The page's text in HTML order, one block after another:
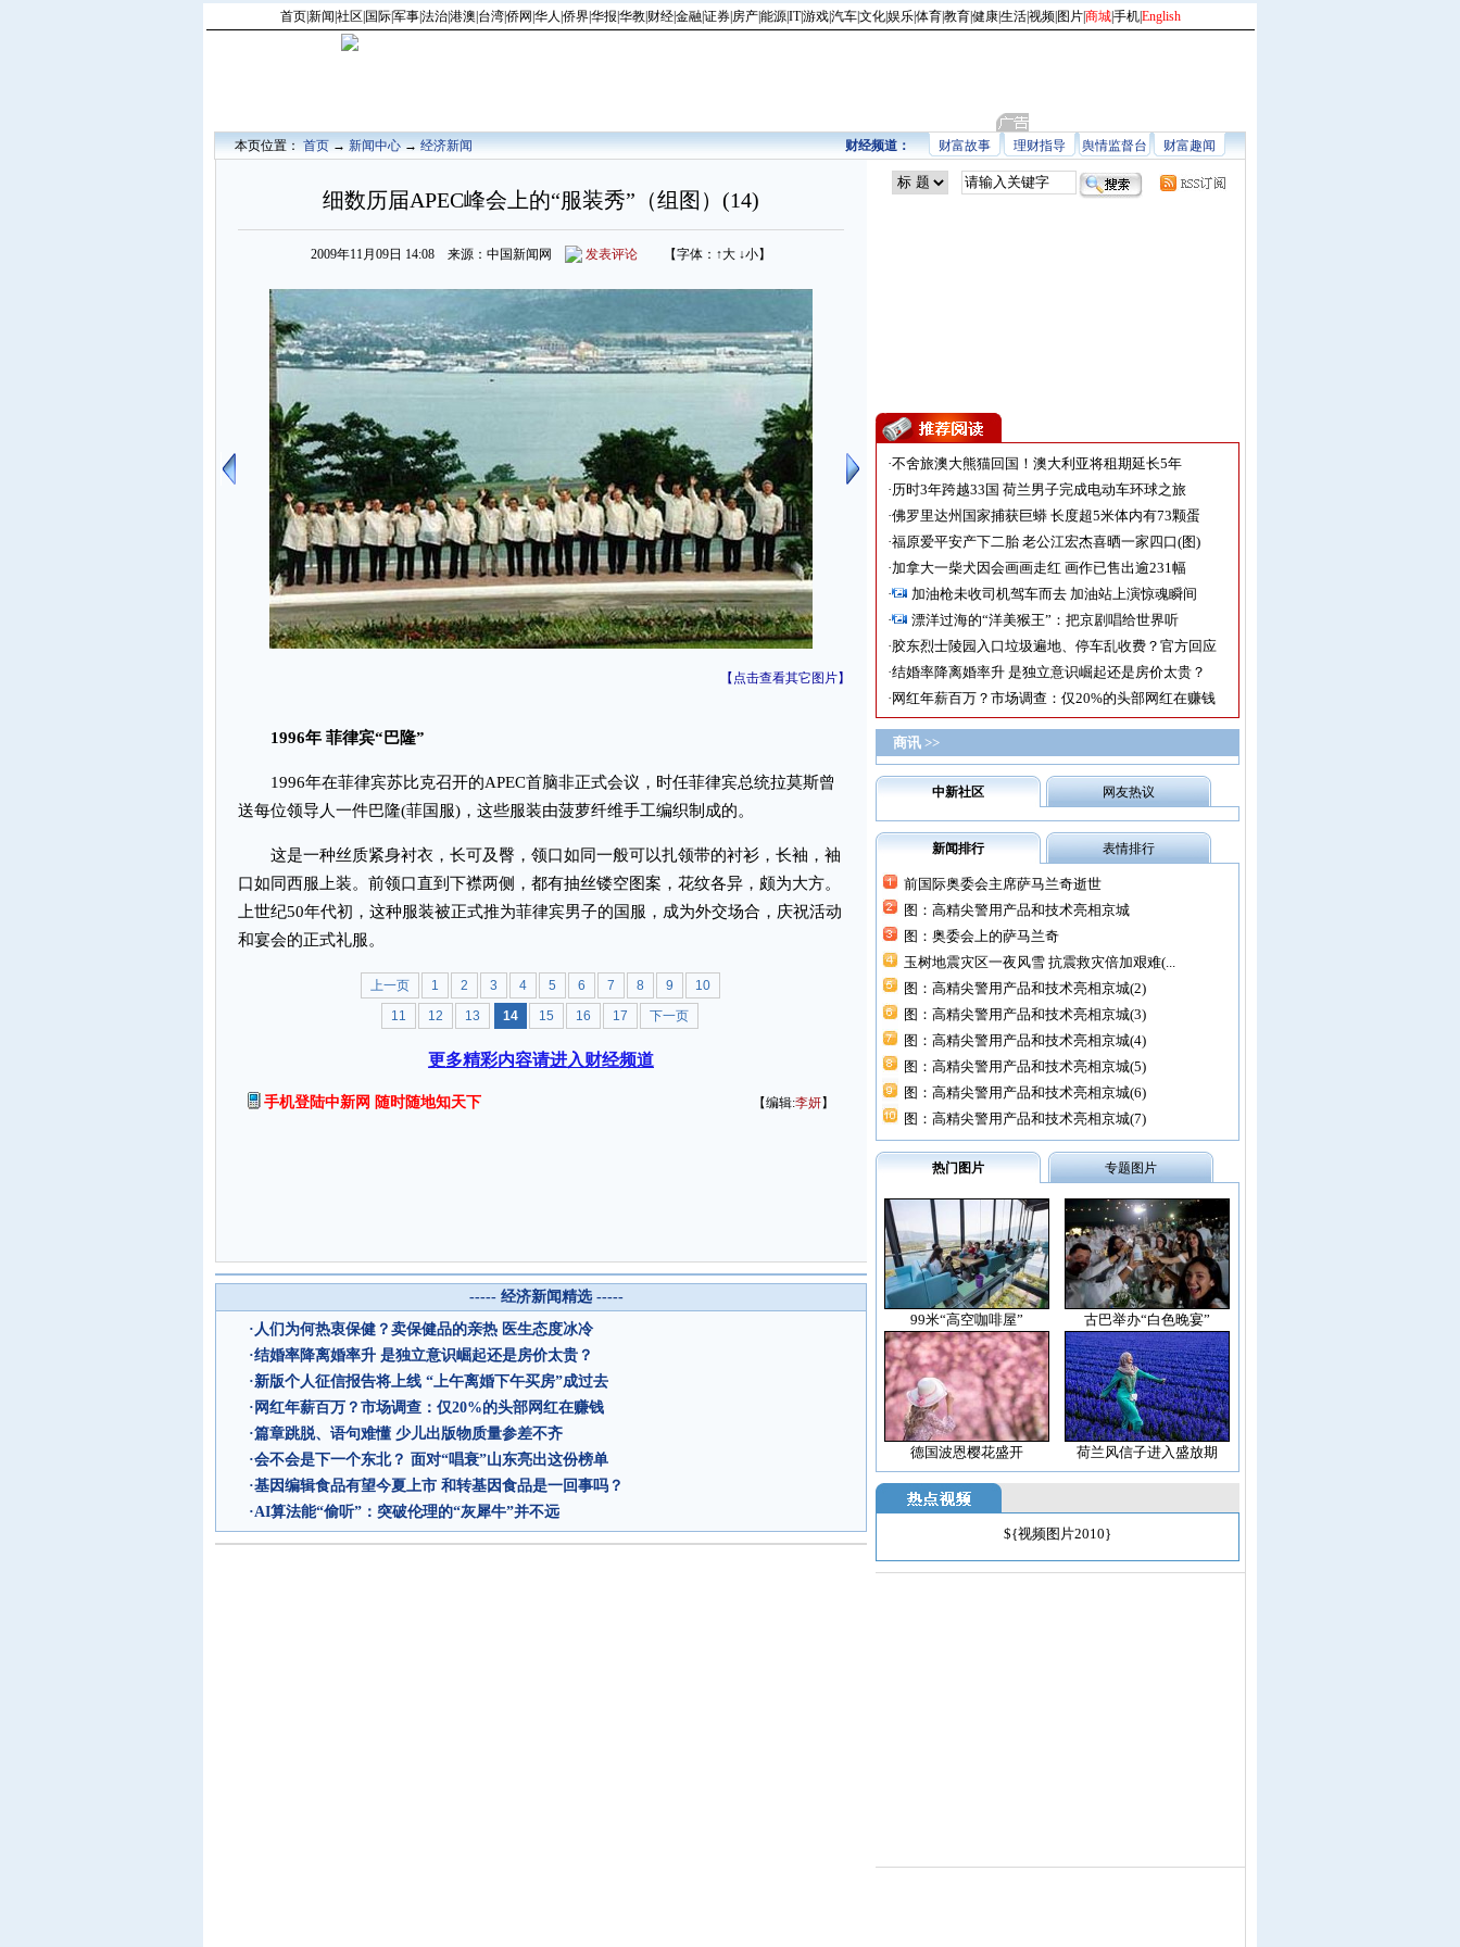
首页|新闻 社区 国际|军事|法治|港澳 台湾|侨网 华人 侨界|华报 华教| 财经|金融|证券| 房产|能源|IT|游戏|汽车|文化|娱乐|体育|教育|健康|生活|视频| 图片|商城|手机|English
本页位置：首页→新闻中心→经济新闻 财富趣闻
舆情监督台
理财指导
财富故事
财经频道：
细数历届APEC峰会上的“服装秀”（组图）(14)
2009年11月09日 14:08 来源：中国新闻网 发表评论 【字体： ↑大 ↓小】
【点击查看其它图片】
1996年 菲律宾“巴隆”
1996年在菲律宾苏比克召开的APEC首脑非正式会议，时任菲律宾总统拉莫斯曾
送每位领导人一件巴隆(菲国服)，这些服装由菠萝纤维手工编织制成的。
这是一种丝质紧身衬衣，长可及臀，领口如同一般可以扎领带的衬衫，长袖，袖
口如同西服上装。前领口直到下襟两侧，都有抽丝镂空图案，花纹各异，颇为大方。
上世纪50年代初，这种服装被正式推为菲律宾男子的国服，成为外交场合，庆祝活动
和宴会的正式礼服。
上一页 1 2 3 4 5 6 7 8 9
10
11
12 13 14 15 16 17 下一页
更多精彩内容请进入财经频道
手机登陆中新网 随时随地知天下 【编辑:李妍】
----- 经济新闻精选 -----
· 人们为何热衷保健？卖保健品的亲热 医生态度冰冷
·结婚率降离婚率升 是独立意识崛起还是房价太贵？
·新版个人征信报告将上线 “上午离婚下午买房”成过去
· 网红年薪百万？市场调查：仅20%的头部网红在赚钱
·篇章跳脱、语句难懂 少儿出版物质量参差不齐
·会不会是下一个东北？ 面对“唱衰”山东亮出这份榜单
·基因编辑食品有望今夏上市 和转基因食品是一回事吗？
·AI算法能“偷听”：突破伦理的“灰犀牛”并不远
·不舍旅澳大熊猫回国！澳大利亚将租期延长5年
·历时3年跨越33国 荷兰男子完成电动车环球之旅
·佛罗里达州国家捕获巨蟒 长度超5米体内有73颗蛋
·福原爱平安产下二胎 老公江宏杰喜晒一家四口(图)
·加拿大一柴犬因会画画走红 画作已售出逾231幅
·
加油枪未收司机驾车而去 加油站上演惊魂瞬间
·
漂洋过海的“洋美猴王”：把京剧唱给世界听
·胶东烈士陵园入口垃圾遍地、停车乱收费？官方回应
·结婚率降离婚率升 是独立意识崛起还是房价太贵？
· 网红年薪百万？市场调查：仅20%的头部网红在赚钱
商讯 >>
中新社区 网友热议
新闻排行 表情排行
前国际奥委会主席萨马兰奇逝世
图：高精尖警用产品和技术亮相京城
图：奥委会上的萨马兰奇
玉树地震灾区一夜风雪 抗震救灾倍加艰难(...
图：高精尖警用产品和技术亮相京城(2)
图：高精尖警用产品和技术亮相京城(3)
图：高精尖警用产品和技术亮相京城(4)
图：高精尖警用产品和技术亮相京城(5)
图：高精尖警用产品和技术亮相京城(6)
图：高精尖警用产品和技术亮相京城(7)
热门图片 专题图片
99米“高空咖啡屋” 古巴举办“白色晚宴”
德国波恩樱花盛开 荷兰风信子进入盛放期
${视频图片2010}